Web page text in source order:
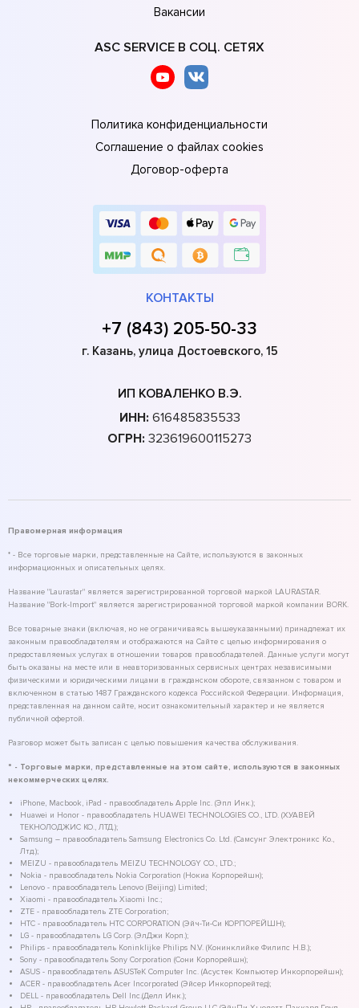
Вакансии
ASC SERVICE В СОЦ. СЕТЯХ
Политика конфиденциальности
Соглашение о файлах cookies
Договор-оферта
КОНТАКТЫ
+7 (843) 205-50-33
г. Казань, улица Достоевского, 15
ИП КОВАЛЕНКО В.Э.
ИНН: 616485835533
ОГРН: 323619600115273
Правомерная информация
* - Все торговые марки, представленные на Сайте, используются в законных
информационных и описательных целях.
Название "Laurastar" является зарегистрированной торговой маркой LAURASTAR.
Название "Bork-Import" является зарегистрированной торговой маркой компании BORK.
Все товарные знаки (включая, но не ограничиваясь вышеуказанными) принадлежат их
законным правообладателям и отображаются на Сайте с целью информирования о
предоставляемых услугах в отношении товаров правообладателей. Данные услуги могут
быть оказаны на месте или в неавторизованных сервисных центрах независимыми
физическими и юридическими лицами в гражданском обороте, связанном с товаром и
включенном в статью 1487 Гражданского кодекса Российской Федерации. Информация,
представленная на данном сайте, носит ознакомительный характер и не является
публичной офертой.
Разговор может быть записан с целью повышения качества обслуживания.
* - Торговые марки, представленные на этом сайте, используются в законных
некоммерческих целях.
iPhone, Macbook, iPad - правообладатель Apple Inc. (Эпл Инк.);
Huawei и Honor - правообладатель HUAWEI TECHNOLOGIES CO., LTD. (ХУАВЕЙ
ТЕКНОЛОДЖИС КО., ЛТД.);
Samsung – правообладатель Samsung Electronics Co. Ltd. (Самсунг Электроникс Ко.,
Лтд.);
MEIZU - правообладатель MEIZU TECHNOLOGY CO., LTD.;
Nokia - правообладатель Nokia Corporation (Нокиа Корпорейшн);
Lenovo - правообладатель Lenovo (Beijing) Limited;
Xiaomi - правообладатель Xiaomi Inc.;
ZTE - правообладатель ZTE Corporation;
HTC - правообладатель HTC CORPORATION (Эйч-Ти-Си КОРПОРЕЙШН);
LG - правообладатель LG Corp. (ЭлДжи Корп.);
Philips - правообладатель Koninklijke Philips N.V. (Конинклийке Филипс Н.В.);
Sony - правообладатель Sony Corporation (Сони Корпорейшн);
ASUS - правообладатель ASUSTeK Computer Inc. (Асустек Компьютер Инкорпорейшн);
ACER - правообладатель Acer Incorporated (Эйсер Инкорпорейтед);
DELL - правообладатель Dell Inc.(Делл Инк.);